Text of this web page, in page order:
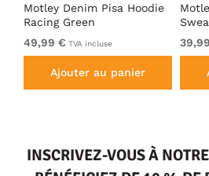
Motley Denim Pisa Hoodie
Racing Green
49,99 € TVA incluse
Ajouter au panier
INSCRIVEZ-VOUS À